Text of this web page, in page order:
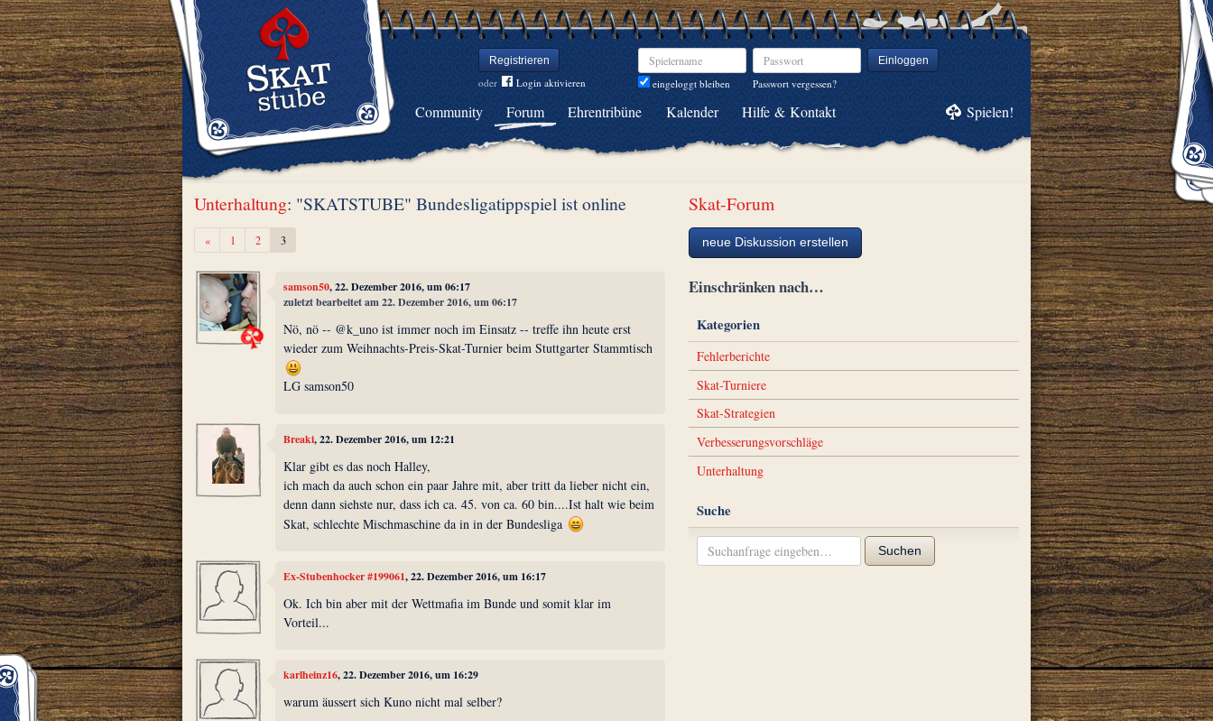
Registrieren
oder Login aktivieren
Spielername
eingeloggt bleiben
Passwort Einloggen
Passwort vergessen?
Community Forum Ehrentribüne Kalender Hilfe & Kontakt Spielen!
Unterhaltung: "SKATSTUBE" Bundesligatippspiel ist online
«Zurück1 2 3
samson50, 22. Dezember 2016, um 06:17
zuletzt bearbeitet am 22. Dezember 2016, um 06:17
Nö, nö -- @k_uno ist immer noch im Einsatz -- treffe ihn heute erst
wieder zum Weihnachts-Preis-Skat-Turnier beim Stuttgarter Stammtisch
LG samson50
Breaki, 22. Dezember 2016, um 12:21
Klar gibt es das noch Halley,
ich mach da auch schon ein paar Jahre mit, aber tritt da lieber nicht ein,
denn dann siehste nur, dass ich ca. 45. von ca. 60 bin....Ist halt wie beim
Skat, schlechte Mischmaschine da in in der Bundesliga
Ex-Stubenhocker #199061, 22. Dezember 2016, um 16:17
Ok. Ich bin aber mit der Wettmafia im Bunde und somit klar im
Vorteil...
karlheinz16, 22. Dezember 2016, um 16:29
warum äussert sich Kuno nicht mal selber?
Skat-Forum
neue Diskussion erstellen
Einschränken nach…
Kategorien
Fehlerberichte
Skat-Turniere
Skat-Strategien
Verbesserungsvorschläge
Unterhaltung
Suche
Suchen